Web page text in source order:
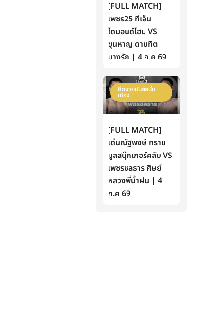
[FULL MATCH]
เพชร25 ทีเอ็น
ไดมอนด์โฮม VS
ขุนหาญ ดาบทิต
บางรัก | 4 ก.ค 69
ศึกมวยมันส์สนั่น
เมือง
[FULL MATCH]
เด่นณัฐพงษ์ ทราย
มูลสนุ๊กเกอร์คลับ VS
เพชรชลธาร ศิษย์
หลวงพี่น้ำฝน | 4
ก.ค 69